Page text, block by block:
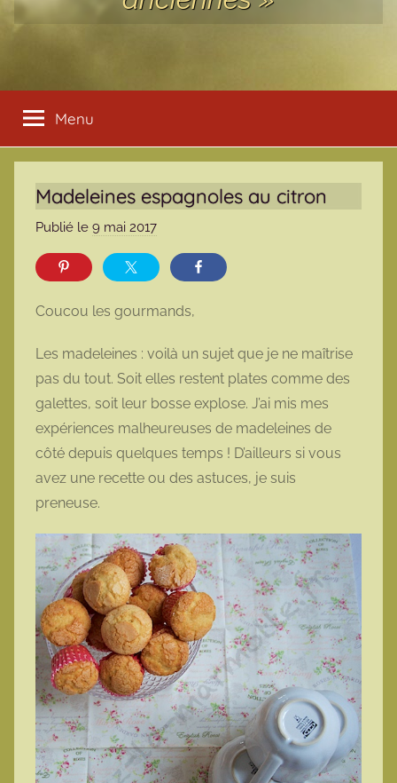
Menu
Madeleines espagnoles au citron
Publié le 9 mai 2017
r
a
o
t
t
e
Coucou les gourmands,
Les madeleines : voilà un sujet que je ne maîtrise
pas du tout. Soit elles restent plates comme des
galettes, soit leur bosse explose. J’ai mis mes
expériences malheureuses de madeleines de
côté depuis quelques temps ! D’ailleurs si vous
avez une recette ou des astuces, je suis
preneuse.